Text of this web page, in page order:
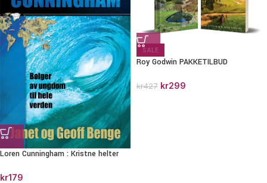
Loren Cunningham : Kristne helter
kr179
SALE
Roy Godwin PAKKETILBUD
kr427 kr299